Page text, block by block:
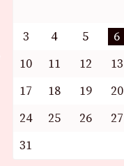
3
4 5 6
10
11 12 13
17
18 19 20
24
25 26 27
31